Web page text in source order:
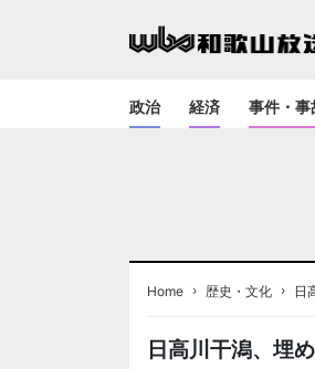
政治 経済 事件・事
Home › 歴史・文化 › 日
日高川干潟、埋